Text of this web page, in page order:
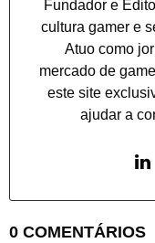
Fundador e
cultura gamer e
Atuo como
mercado de
este site
ajudar a
0 COMENTÁRIOS